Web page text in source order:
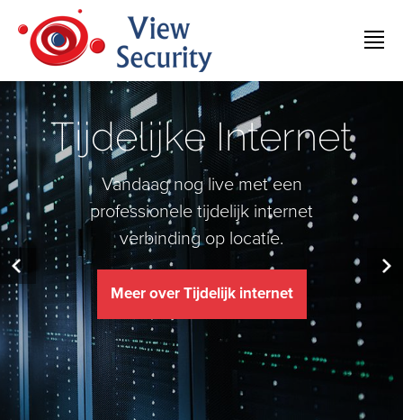
Tijdelijke Internet
Vandaag nog live met een
professionele tijdelijk internet
verbinding op locatie.
Meer over Tijdelijk internet